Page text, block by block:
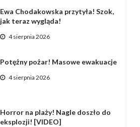
Ewa Chodakowska przytyła! Szok,
jak teraz wygląda!
4 sierpnia 2026
Potężny pożar! Masowe ewakuacje
4 sierpnia 2026
Horror na plaży! Nagle doszło do
eksplozji! [VIDEO]